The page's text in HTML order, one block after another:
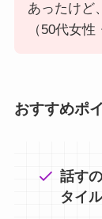
あったけど
（50代女
おすすめポ
話す
タイ